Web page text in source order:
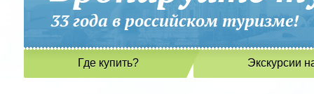
33 года в российском
Где купить? Экскурсии